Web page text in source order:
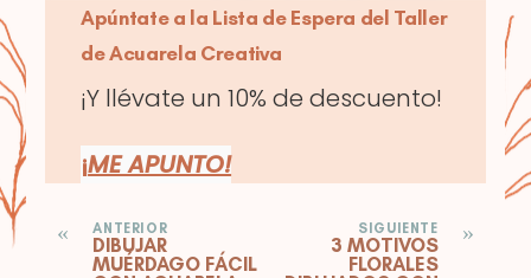
Apúntate a la Lista de Espera del Taller
de Acuarela Creativa
¡Y llévate un 10% de descuento!
¡ME APUNTO!
« ANTERIOR
DIBUJAR
MUÉRDAGO FÁCIL
»
SIGUIENTE
3 MOTIVOS
FLORALES